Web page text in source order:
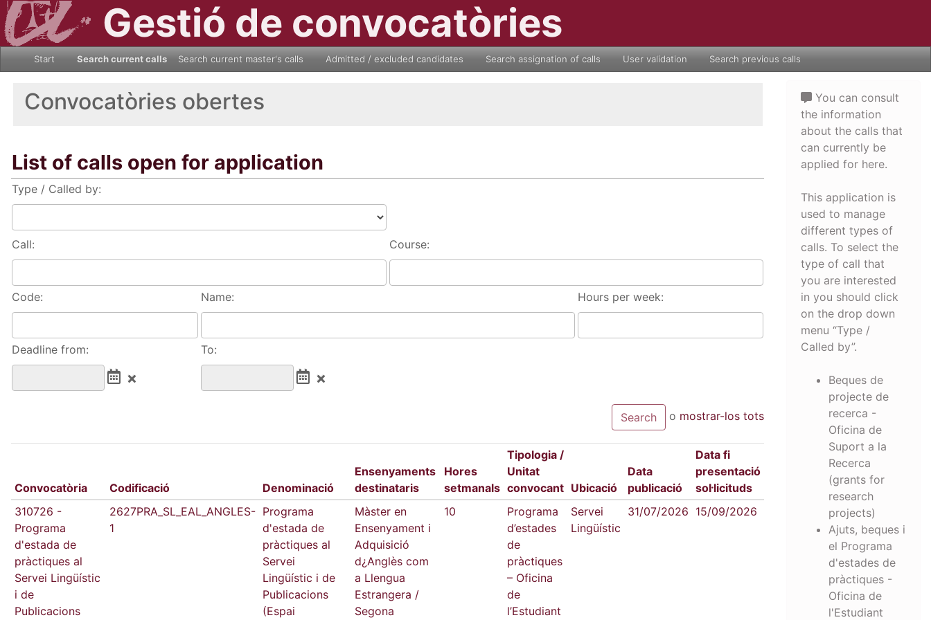
Gestió de convocatòries
Start Search current calls Search current master's calls Admitted / excluded candidates Search assignation of calls User validation Search previous calls
Convocatòries obertes
List of calls open for application
Type / Called by:
Call: Course:
Code: Name: Hours per week:
Deadline from: To:
o mostrar-los tots
Convocatòria Codificació Denominació
Ensenyaments
destinataris
Hores
setmanals
Tipologia /
Unitat
convocant Ubicació
Data
publicació
Data fi
presentació
sol·licituds
310726 -
Programa
d'estada de
pràctiques al
Servei Lingüístic
i de
Publicacions
2627PRA_SL_EAL_ANGLES-
1
Programa
d'estada de
pràctiques al
Servei
Lingüístic i de
Publicacions
(Espai
Màster en
Ensenyament i
Adquisició
d¿Anglès com
a Llengua
Estrangera /
Segona
10
Programa
d’estades
de
pràctiques
– Oficina
de
l’Estudiant
Servei
Lingüístic
31/07/2026 15/09/2026
You can consult
the information
about the calls that
can currently be
applied for here.
This application is
used to manage
different types of
calls. To select the
type of call that
you are interested
in you should click
on the drop down
menu “Type /
Called by”.
Beques de
projecte de
recerca -
Oficina de
Suport a la
Recerca
(grants for
research
projects)
Ajuts, beques i
el Programa
d'estades de
pràctiques -
Oficina de
l'Estudiant